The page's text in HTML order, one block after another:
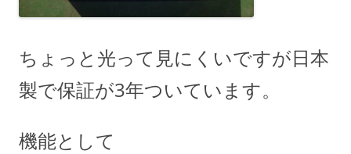
ちょっと光って見にくいですが日本
製で保証が3年ついています。
機能として